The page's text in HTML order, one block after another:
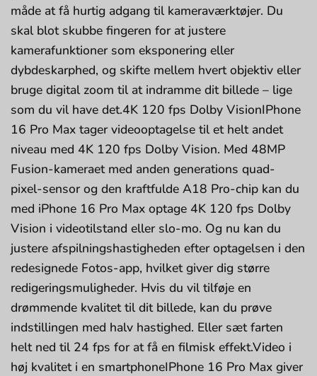
måde at få hurtig adgang til kameraværktøjer. Du
skal blot skubbe fingeren for at justere
kamerafunktioner som eksponering eller
dybdeskarphed, og skifte mellem hvert objektiv eller
bruge digital zoom til at indramme dit billede – lige
som du vil have det.4K 120 fps Dolby VisionIPhone
16 Pro Max tager videooptagelse til et helt andet
niveau med 4K 120 fps Dolby Vision. Med 48MP
Fusion-kameraet med anden generations quad-
pixel-sensor og den kraftfulde A18 Pro-chip kan du
med iPhone 16 Pro Max optage 4K 120 fps Dolby
Vision i videotilstand eller slo-mo. Og nu kan du
justere afspilningshastigheden efter optagelsen i den
redesignede Fotos-app, hvilket giver dig større
redigeringsmuligheder. Hvis du vil tilføje en
drømmende kvalitet til dit billede, kan du prøve
indstillingen med halv hastighed. Eller sæt farten
helt ned til 24 fps for at få en filmisk effekt.Video i
høj kvalitet i en smartphoneIPhone 16 Pro Max giver